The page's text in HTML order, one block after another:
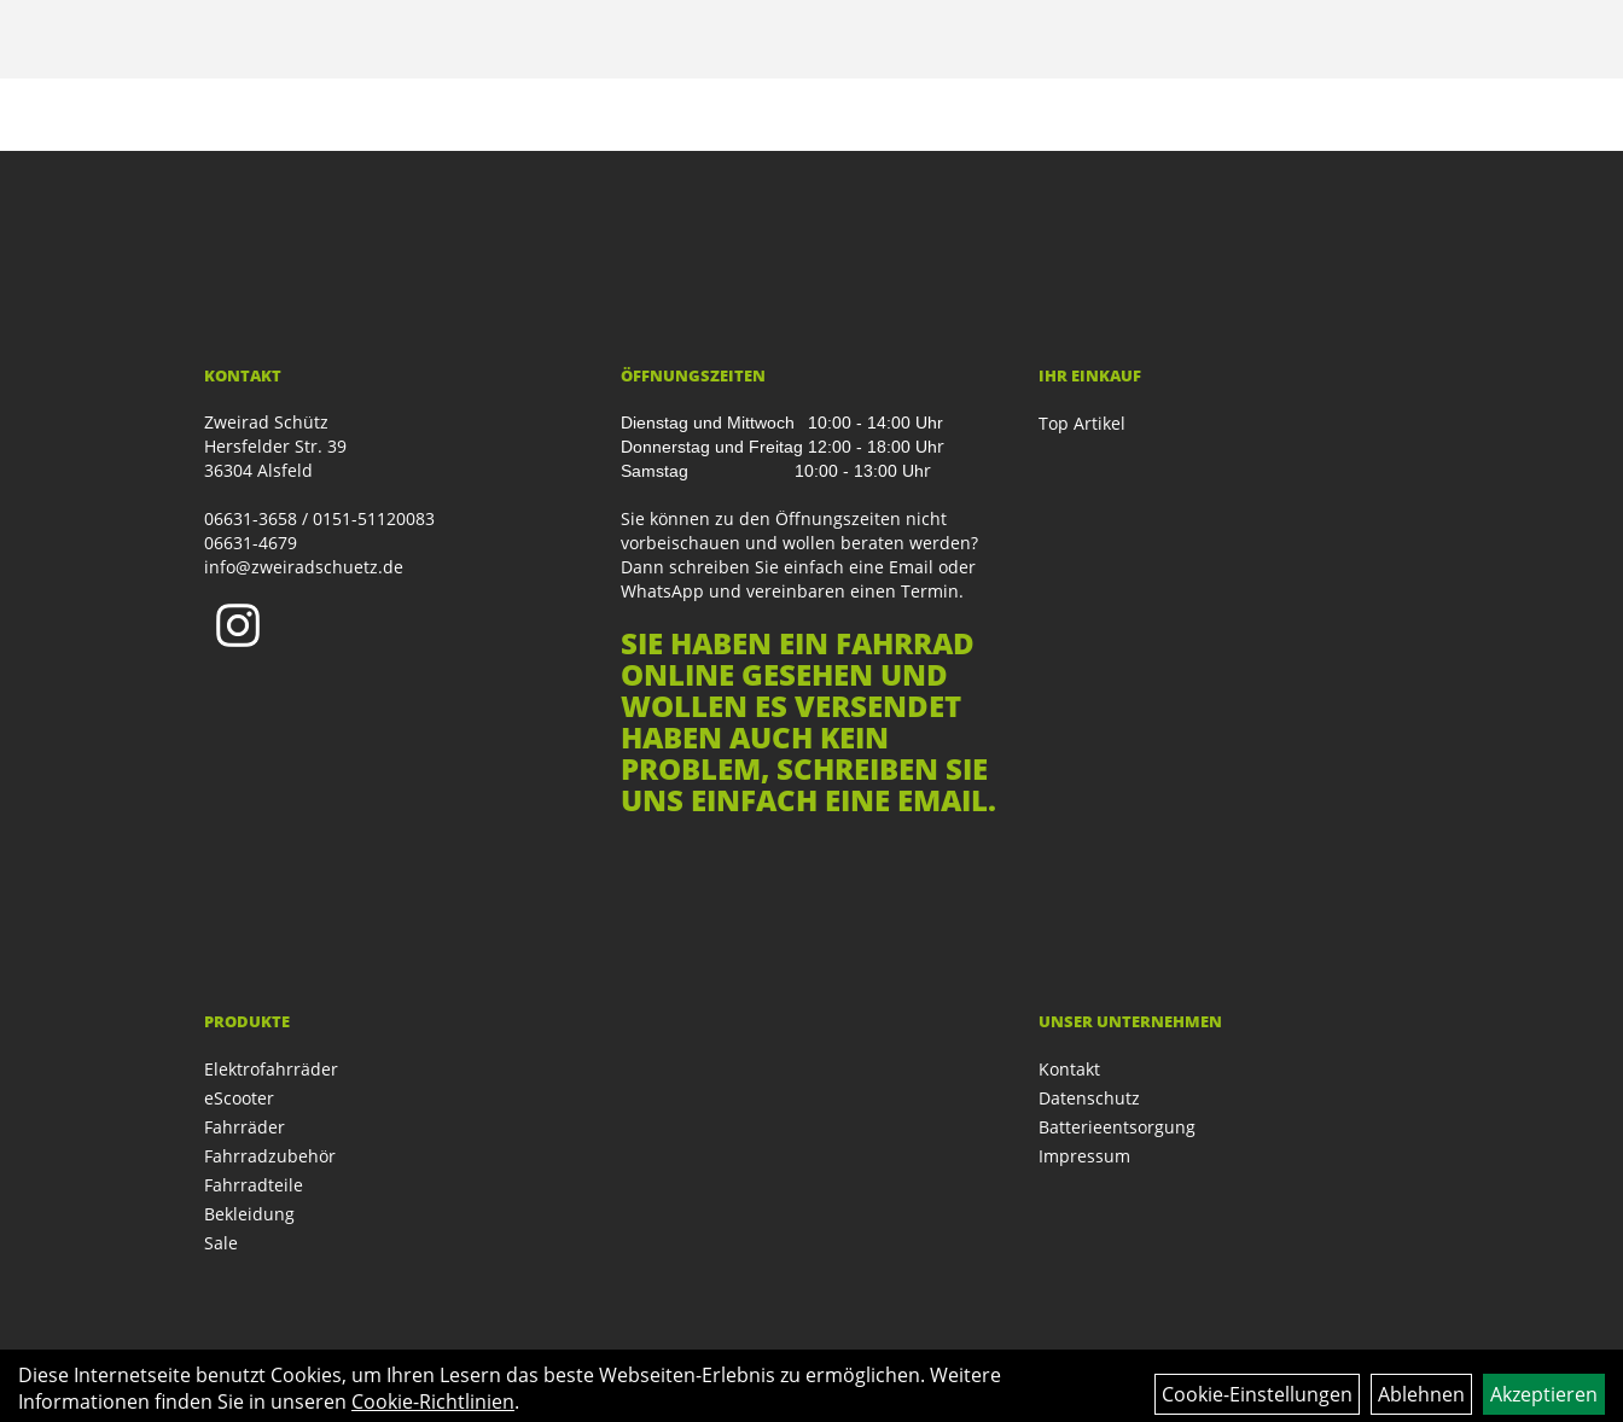
KONTAKT
Zweirad Schütz
Hersfelder Str. 39
36304 Alsfeld
06631-3658 / 0151-51120083
06631-4679
info@zweiradschuetz.de
ÖFFNUNGSZEITEN
Dienstag und Mittwoch
10:00 - 14:00 Uhr
Donnerstag und Freitag 12:00 - 18:00 Uhr
Samstag 10:00 - 13:00 Uhr
Sie können zu den Öffnungszeiten nicht
vorbeischauen und wollen beraten werden?
Dann schreiben Sie einfach eine Email oder
WhatsApp und vereinbaren einen Termin.
SIE HABEN EIN FAHRRAD
ONLINE GESEHEN UND
WOLLEN ES VERSENDET
HABEN AUCH KEIN
PROBLEM, SCHREIBEN SIE
UNS EINFACH EINE EMAIL.
IHR EINKAUF
Top Artikel
PRODUKTE
Elektrofahrräder
eScooter
Fahrräder
Fahrradzubehör
Fahrradteile
Bekleidung
Sale
UNSER UNTERNEHMEN
Kontakt
Datenschutz
Batterieentsorgung
Impressum
Diese Internetseite benutzt Cookies, um Ihren Lesern das beste Webseiten-Erlebnis zu ermöglichen. Weitere
Informationen finden Sie in unseren Cookie-Richtlinien. Cookie-Einstellungen Ablehnen Akzeptieren